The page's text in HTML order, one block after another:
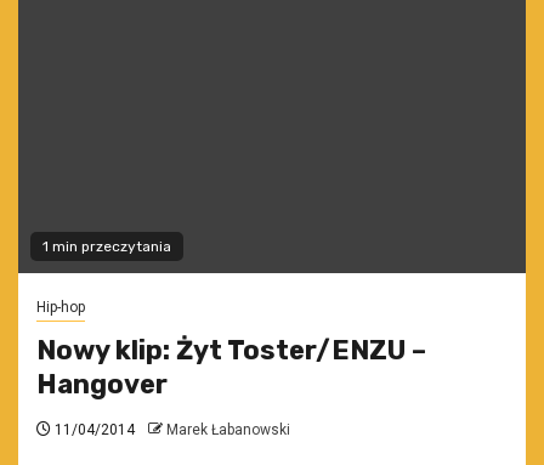
1 min przeczytania
Hip-hop
Nowy klip: Żyt Toster/ENZU –
Hangover
11/04/2014 Marek Łabanowski